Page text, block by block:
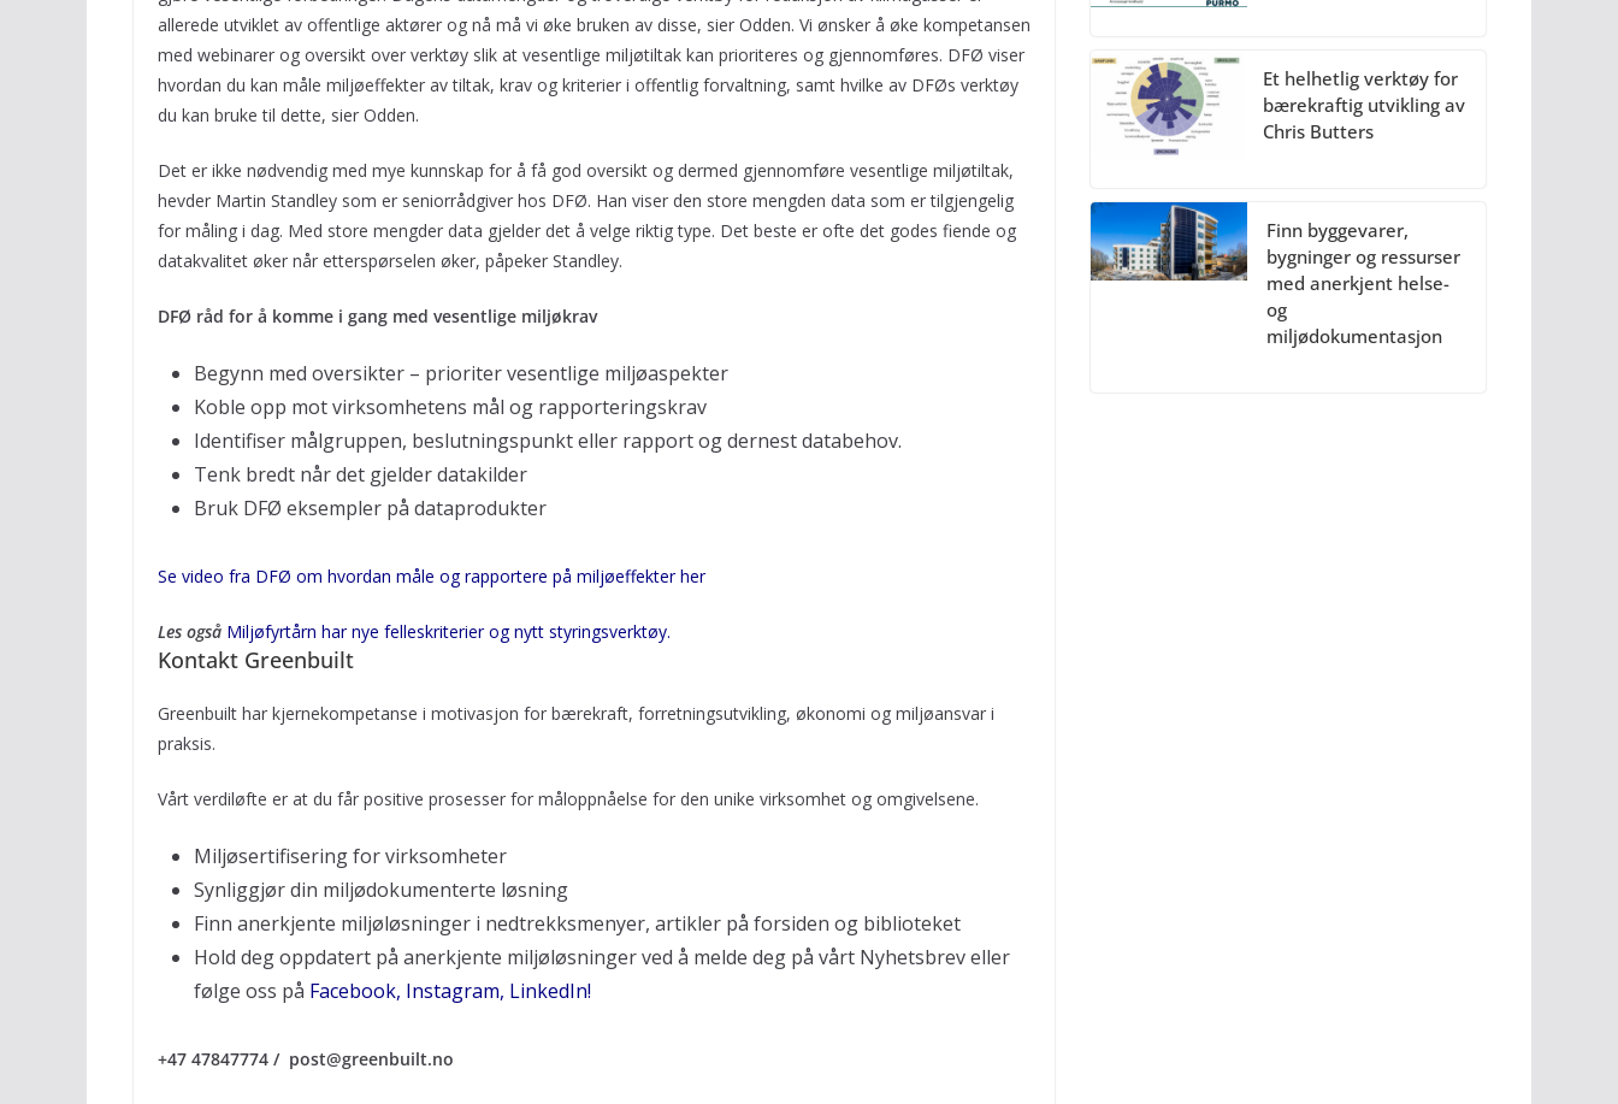
allerede utviklet av offentlige aktører og nå må vi øke bruken av disse, sier Odden. Vi ønsker å øke kompetansen
med webinarer og oversikt over verktøy slik at vesentlige miljøtiltak kan prioriteres og gjennomføres. DFØ viser
hvordan du kan måle miljøeffekter av tiltak, krav og kriterier i offentlig forvaltning, samt hvilke av DFØs verktøy
du kan bruke til dette, sier Odden.
Det er ikke nødvendig med mye kunnskap for å få god oversikt og dermed gjennomføre vesentlige miljøtiltak,
hevder Martin Standley som er seniorrådgiver hos DFØ. Han viser den store mengden data som er tilgjengelig
for måling i dag. Med store mengder data gjelder det å velge riktig type. Det beste er ofte det godes fiende og
datakvalitet øker når etterspørselen øker, påpeker Standley.
DFØ råd for å komme i gang med vesentlige miljøkrav
Begynn med oversikter – prioriter vesentlige miljøaspekter
Koble opp mot virksomhetens mål og rapporteringskrav
Identifiser målgruppen, beslutningspunkt eller rapport og dernest databehov.
Tenk bredt når det gjelder datakilder
Bruk DFØ eksempler på dataprodukter
Se video fra DFØ om hvordan måle og rapportere på miljøeffekter her
Les også Miljøfyrtårn har nye felleskriterier og nytt styringsverktøy.
Kontakt Greenbuilt
Greenbuilt har kjernekompetanse i motivasjon for bærekraft, forretningsutvikling, økonomi og miljøansvar i
praksis.
Vårt verdiløfte er at du får positive prosesser for måloppnåelse for den unike virksomhet og omgivelsene.
Miljøsertifisering for virksomheter
Synliggjør din miljødokumenterte løsning
Finn anerkjente miljøløsninger i nedtrekksmenyer, artikler på forsiden og biblioteket
Hold deg oppdatert på anerkjente miljøløsninger ved å melde deg på vårt Nyhetsbrev eller
følge oss på Facebook, Instagram, LinkedIn!
+47 47847774 / post@greenbuilt.no
Et helhetlig verktøy for
bærekraftig utvikling av
Chris Butters
Finn byggevarer,
bygninger og ressurser
med anerkjent helse-
og
miljødokumentasjon